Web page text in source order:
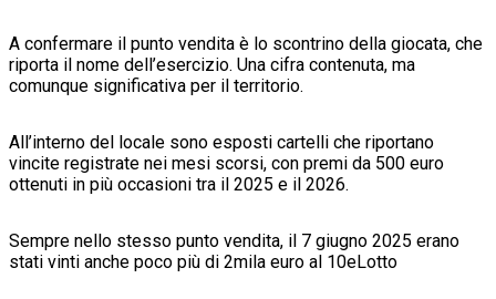
A confermare il punto vendita è lo scontrino della giocata, che
riporta il nome dell’esercizio. Una cifra contenuta, ma
comunque significativa per il territorio.
All’interno del locale sono esposti cartelli che riportano
vincite registrate nei mesi scorsi, con premi da 500 euro
ottenuti in più occasioni tra il 2025 e il 2026.
Sempre nello stesso punto vendita, il 7 giugno 2025 erano
stati vinti anche poco più di 2mila euro al 10eLotto